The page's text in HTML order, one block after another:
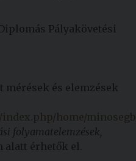
Sport
Pályakövetési
mérések és elemzések
home/
folyamatelemzések,
alatt érhetők el.